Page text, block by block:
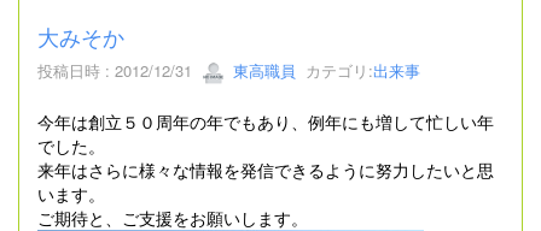
大みそか
投稿日時 : 2012/12/31 東高職員 カテゴリ:出来事
今年は創立５０周年の年でもあり、例年にも増して忙しい年
でした。
来年はさらに様々な情報を発信できるように努力したいと思
います。
ご期待と、ご支援をお願いします。